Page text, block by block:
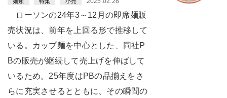
ローソンの24年3～12月の即席麺販
売状況は、前年を上回る形で推移して
いる。カップ麺を中心とした、同社P
Bの販売が継続して売上げを伸ばして
いるため。25年度はPBの品揃えをさ
らに充実させるとともに、その瞬間の